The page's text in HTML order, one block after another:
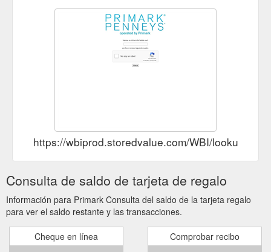
https://wbiprod.storedvalue.com/WBI/
Consulta de saldo de tarjeta de regalo
Información para Primark Consulta del saldo de la tarjeta regalo
para ver el saldo restante y las transacciones.
Cheque en línea Comprobar recibo